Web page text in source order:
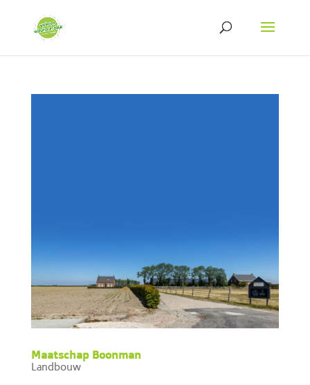
Maatschap Boonman
Landbouw